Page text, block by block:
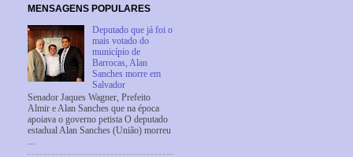
MENSAGENS POPULARES
Deputado que já foi o
mais votado do
município de
Barrocas, Alan
Sanches morre em
Salvador
Senador Jaques Wagner, Prefeito
Almir e Alan Sanches que na época
apoiava o governo petista O deputado
estadual Alan Sanches (União) morreu
...